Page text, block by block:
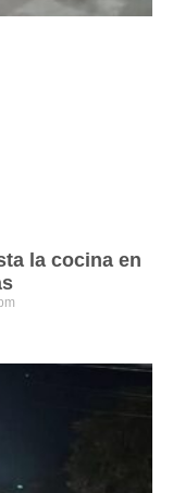
la cocina en